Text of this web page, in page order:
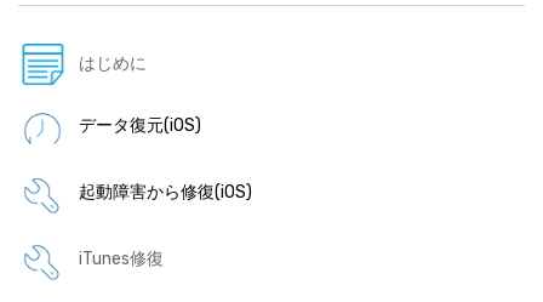
はじめに
データ復元(iOS)
起動障害から修復(iOS)
iTunes修復